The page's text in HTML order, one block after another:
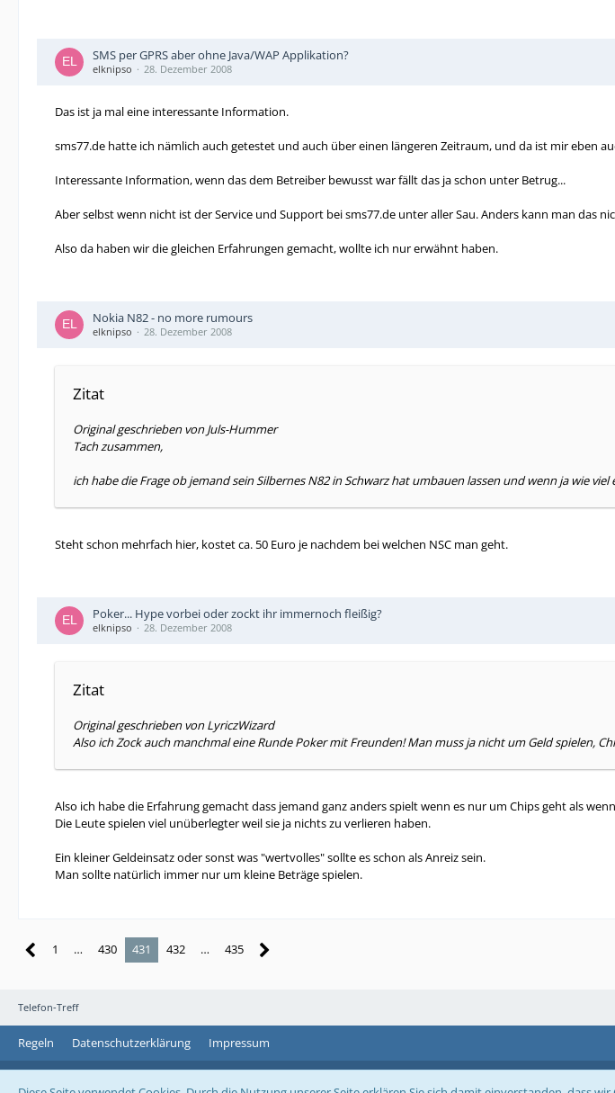
Telefon-Treff
SMS per GPRS aber ohne Java/WAP Applikation?
elknipso 28. Dezember 2008
Das ist ja mal eine interessante Information.
sms77.de hatte ich nämlich auch getestet und auch über einen längeren Zeitraum, und da ist mir eben
Interessante Information, wenn das dem Betreiber bewusst war fällt das ja schon unter Betrug...
Aber selbst wenn nicht ist der Service und Support bei sms77.de unter aller Sau. Anders kann man das
Also da haben wir die gleichen Erfahrungen gemacht, wollte ich nur erwähnt haben.
Nokia N82 - no more rumours
elknipso 28. Dezember 2008
Zitat
Original geschrieben von Juls-Hummer
Tach zusammen,
ich habe die Frage ob jemand sein Silbernes N82 in Schwarz hat umbauen lassen und wenn ja wie
Steht schon mehrfach hier, kostet ca. 50 Euro je nachdem bei welchen NSC man geht.
Poker... Hype vorbei oder zockt ihr immernoch fleißig?
elknipso 28. Dezember 2008
Zitat
Original geschrieben von LyriczWizard
Also ich Zock auch manchmal eine Runde Poker mit Freunden! Man muss ja nicht um Geld spielen,
Also ich habe die Erfahrung gemacht dass jemand ganz anders spielt wenn es nur um Chips geht als
Die Leute spielen viel unüberlegter weil sie ja nichts zu verlieren haben.
Ein kleiner Geldeinsatz oder sonst was "wertvolles" sollte es schon als Anreiz sein.
Man sollte natürlich immer nur um kleine Beträge spielen.
1 … 430 431 432 … 435
Regeln Datenschutzerklärung Impressum
Community-